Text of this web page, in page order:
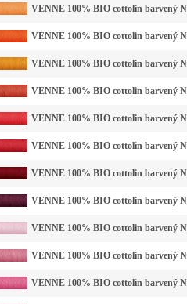
VENNE 100% BIO cottolin barvený
VENNE 100% BIO cottolin barvený
VENNE 100% BIO cottolin barvený
VENNE 100% BIO cottolin barvený
VENNE 100% BIO cottolin barvený
VENNE 100% BIO cottolin barvený
VENNE 100% BIO cottolin barvený
VENNE 100% BIO cottolin barvený
VENNE 100% BIO cottolin barvený
VENNE 100% BIO cottolin barvený
VENNE 100% BIO cottolin barvený